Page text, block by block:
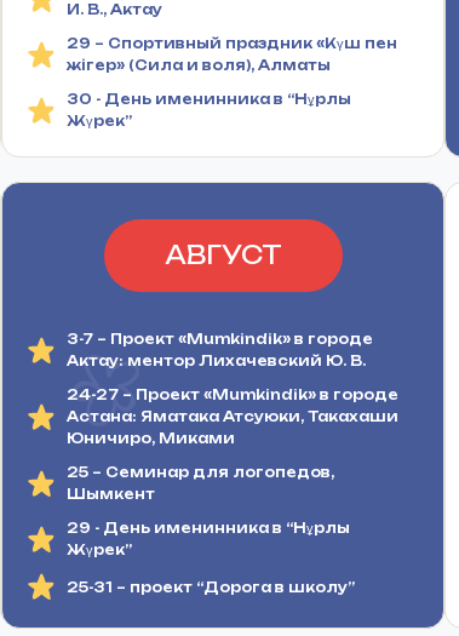
И. В., Актау
29 – Спортивный праздник «Күш пен
жігер» (Сила и воля), Алматы
30 - День именинника в “Нұрлы
Жүрек”
АВГУСТ
3-7 – Проект «Mumkindik» в городе
Актау: ментор Лихачевский Ю. В.
24-27 – Проект «Mumkindik» в городе
Астана: Яматака Атсуюки, Такахаши
Юничиро, Миками
25 – Семинар для логопедов,
Шымкент
29 - День именинника в “Нұрлы
Жүрек”
25-31 – проект “Дорога в школу”